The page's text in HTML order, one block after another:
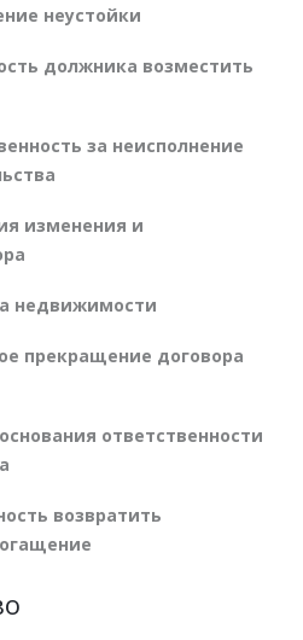
неустойки
должника возместить
за неисполнение
изменения и
недвижимости
прекращение договора
ответственности
возвратить